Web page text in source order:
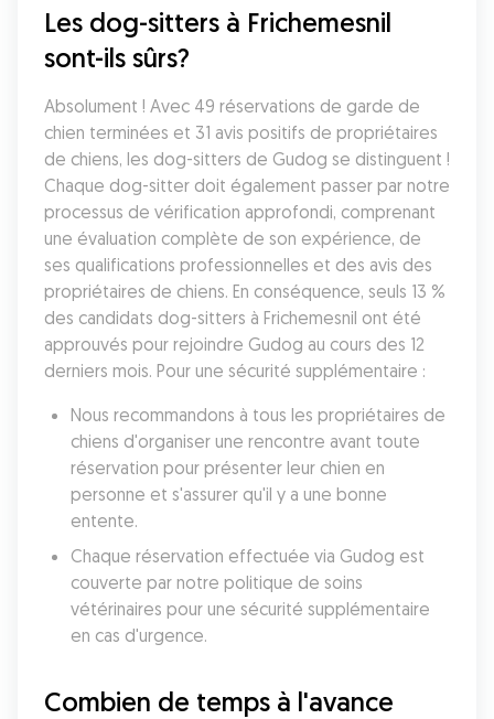
Les dog-sitters à Frichemesnil
sont-ils sûrs?
Absolument ! Avec 49 réservations de garde de
chien terminées et 31 avis positifs de propriétaires
de chiens, les dog-sitters de Gudog se distinguent !
Chaque dog-sitter doit également passer par notre
processus de vérification approfondi, comprenant
une évaluation complète de son expérience, de
ses qualifications professionnelles et des avis des
propriétaires de chiens. En conséquence, seuls 13 %
des candidats dog-sitters à Frichemesnil ont été
approuvés pour rejoindre Gudog au cours des 12
derniers mois. Pour une sécurité supplémentaire :
Nous recommandons à tous les propriétaires de
chiens d'organiser une rencontre avant toute
réservation pour présenter leur chien en
personne et s'assurer qu'il y a une bonne
entente.
Chaque réservation effectuée via Gudog est
couverte par notre politique de soins
vétérinaires pour une sécurité supplémentaire
en cas d'urgence.
Combien de temps à l'avance